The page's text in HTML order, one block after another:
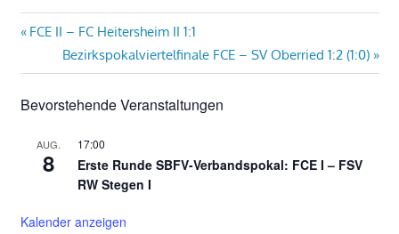
Beitragsnavigation
Vorheriger
Beitrag:
FCE II – FC Heitersheim II 1:1
Nächster
Beitrag:
Bezirkspokalviertelfinale FCE – SV Oberried 1:2 (1:0)
Bevorstehende Veranstaltungen
AUG.
8
17:00
Erste Runde SBFV-Verbandspokal: FCE I – FSV
RW Stegen I
Kalender anzeigen